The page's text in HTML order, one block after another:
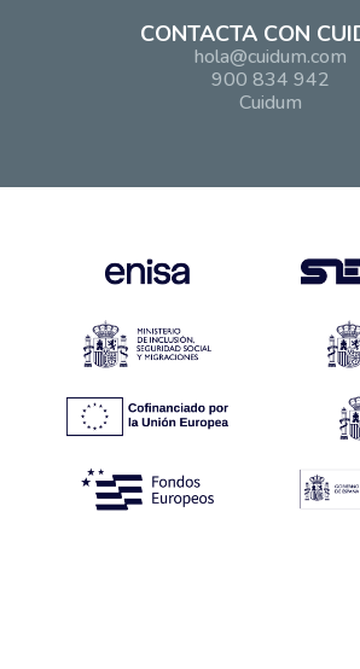
CONTACTA CON
hola@cuidum.com
900 834 942
Cuidum